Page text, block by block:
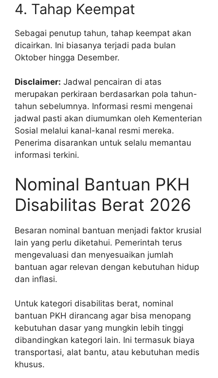
4. Tahap Keempat
Sebagai penutup tahun, tahap keempat akan
dicairkan. Ini biasanya terjadi pada bulan
Oktober hingga Desember.
Disclaimer: Jadwal pencairan di atas
merupakan perkiraan berdasarkan pola tahun-
tahun sebelumnya. Informasi resmi mengenai
jadwal pasti akan diumumkan oleh Kementerian
Sosial melalui kanal-kanal resmi mereka.
Penerima disarankan untuk selalu memantau
informasi terkini.
Nominal Bantuan PKH
Disabilitas Berat 2026
Besaran nominal bantuan menjadi faktor krusial
lain yang perlu diketahui. Pemerintah terus
mengevaluasi dan menyesuaikan jumlah
bantuan agar relevan dengan kebutuhan hidup
dan inflasi.
Untuk kategori disabilitas berat, nominal
bantuan PKH dirancang agar bisa menopang
kebutuhan dasar yang mungkin lebih tinggi
dibandingkan kategori lain. Ini termasuk biaya
transportasi, alat bantu, atau kebutuhan medis
khusus.